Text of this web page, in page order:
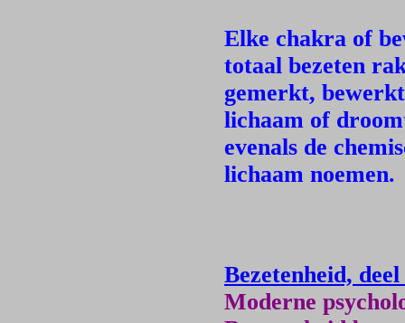
Elke chakra of
totaal bezeten
gemerkt,
lichaam of
evenals de
lichaam noemen.
Bezetenheid, deel
Moderne